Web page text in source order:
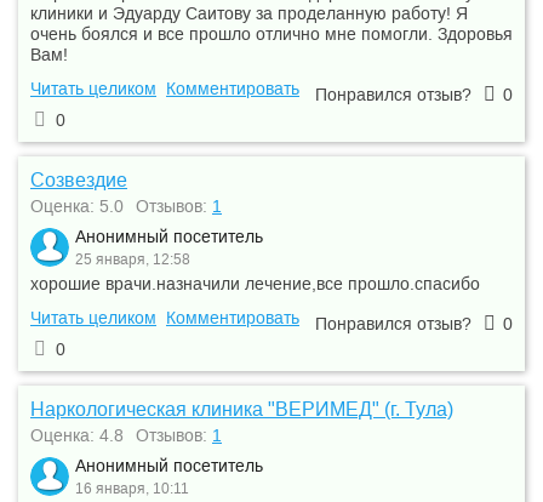
клиники и Эдуарду Саитову за проделанную работу! Я
очень боялся и все прошло отлично мне помогли. Здоровья
Вам!
Читать целиком
Комментировать Понравился отзыв?
0
0
Созвездие
Оценка: 5.0 Отзывов: 1
Анонимный посетитель
25 января, 12:58
хорошие врачи.назначили лечение,все прошло.спасибо
Читать целиком
Комментировать Понравился отзыв?
0
0
Наркологическая клиника "ВЕРИМЕД" (г. Тула)
Оценка: 4.8 Отзывов: 1
Анонимный посетитель
16 января, 10:11